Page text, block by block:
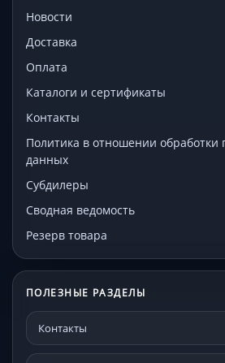
Новости
Доставка
Оплата
Каталоги и сертификаты
Контакты
Политика в отношении обработки
данных
Субдилеры
Сводная ведомость
Резерв товара
ПОЛЕЗНЫЕ РАЗДЕЛЫ
Контакты